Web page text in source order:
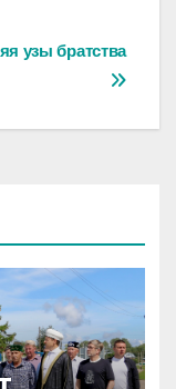
узы братства